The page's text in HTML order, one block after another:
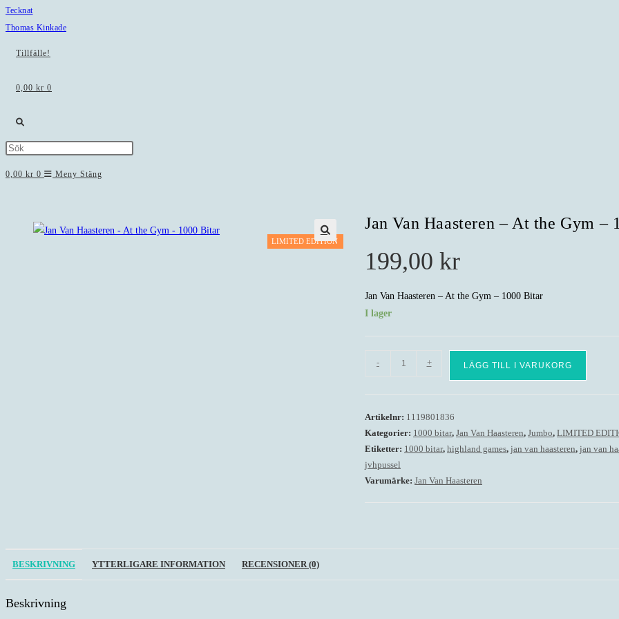
Tecknat
Thomas Kinkade
Tillfälle!
0,00 kr 0
Slå
på/av
search
0,00 kr 0 Meny Stäng
LIMITED EDITION
Jan Van Haasteren – At the Gym –
199,00 kr
Jan Van Haasteren – At the Gym – 1000 Bitar
I lager
At
the
Gym
-
- + LÄGG TILL I VARUKORG
Artikelnr: 1119801836
Kategorier: 1000 bitar, Jan Van Haasteren, Jumbo, LIMITED
Etiketter: 1000 bitar, highland games, jan van haasteren, jan van
jvhpussel
Varumärke: Jan Van Haasteren
BESKRIVNING YTTERLIGARE INFORMATION RECENSIONER (0)
Beskrivning